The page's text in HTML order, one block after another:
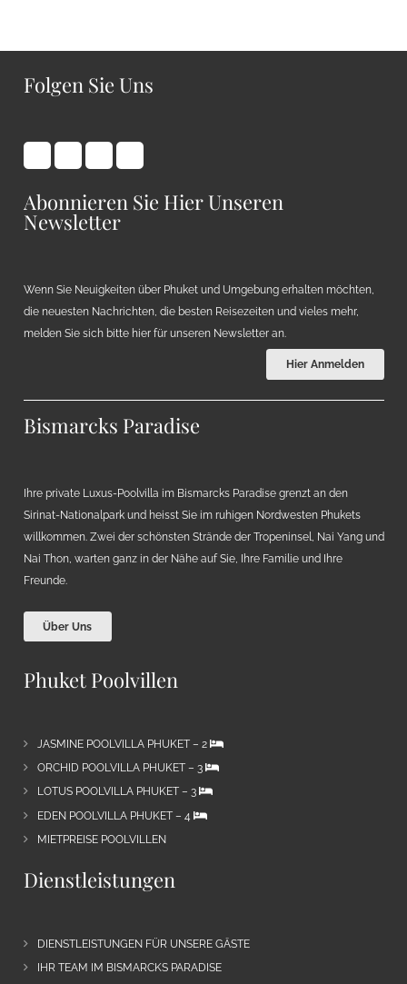
Folgen Sie Uns
Abonnieren Sie Hier Unseren
Newsletter
Wenn Sie Neuigkeiten über Phuket und Umgebung erhalten möchten,
die neuesten Nachrichten, die besten Reisezeiten und vieles mehr,
melden Sie sich bitte hier für unseren Newsletter an.
Hier Anmelden
Bismarcks Paradise
Ihre private Luxus-Poolvilla im Bismarcks Paradise grenzt an den
Sirinat-Nationalpark und heisst Sie im ruhigen Nordwesten Phukets
willkommen. Zwei der schönsten Strände der Tropeninsel, Nai Yang und
Nai Thon, warten ganz in der Nähe auf Sie, Ihre Familie und Ihre
Freunde.
Über Uns
Phuket Poolvillen
JASMINE POOLVILLA PHUKET – 2
ORCHID POOLVILLA PHUKET – 3
LOTUS POOLVILLA PHUKET – 3
EDEN POOLVILLA PHUKET – 4
MIETPREISE POOLVILLEN
Dienstleistungen
DIENSTLEISTUNGEN FÜR UNSERE GÄSTE
IHR TEAM IM BISMARCKS PARADISE